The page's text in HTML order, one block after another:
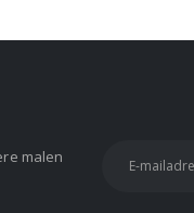
malen